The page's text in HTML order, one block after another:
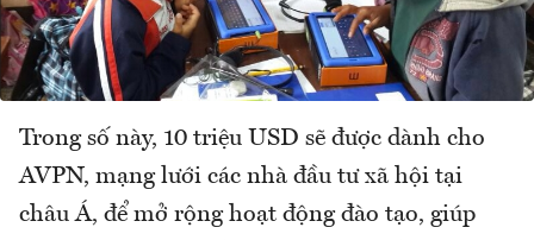
Trong số này, 10 triệu USD sẽ được dành cho
AVPN, mạng lưới các nhà đầu tư xã hội tại
châu Á, để mở rộng hoạt động đào tạo, giúp